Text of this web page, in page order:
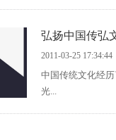
弘扬中国传弘
2011-03-25 17:34:44
中国传统文化经
光...